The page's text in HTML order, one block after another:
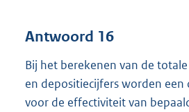
Antwoord 16
Bij het berekenen van de
en depositiecijfers worden een
voor de effectiviteit van